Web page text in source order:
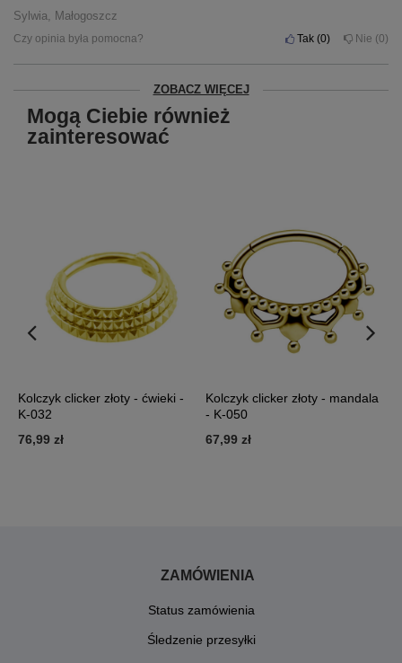
Sylwia, Małogoszcz
Czy opinia była pomocna? Tak 0 Nie 0
ZOBACZ WIĘCEJ
Mogą Ciebie również
zainteresować
Kolczyk clicker złoty - ćwieki -
K-032
76,99 zł
Kolczyk clicker złoty - mandala
- K-050
67,99 zł
ZAMÓWIENIA
Status zamówienia
Śledzenie przesyłki